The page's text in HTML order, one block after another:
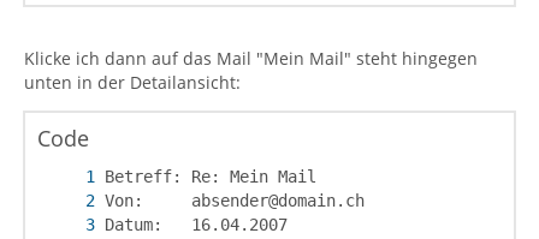
Klicke ich dann auf das Mail "Mein Mail" steht hingegen
unten in der Detailansicht:
Code